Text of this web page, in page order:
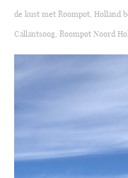
de kust met Roompot, Holland
Callantsoog, Roompot Noord